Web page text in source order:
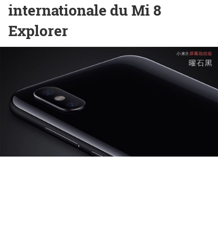
internationale du Mi 8
Explorer